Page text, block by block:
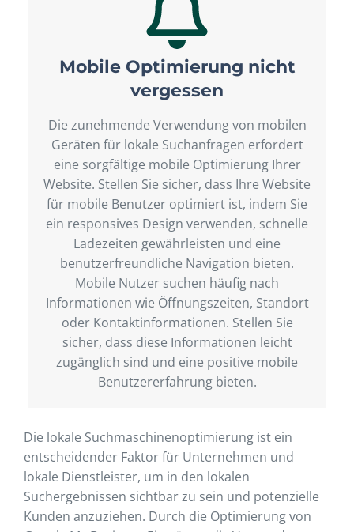
Mobile Optimierung nicht
vergessen
Die zunehmende Verwendung von mobilen
Geräten für lokale Suchanfragen erfordert
eine sorgfältige mobile Optimierung Ihrer
Website. Stellen Sie sicher, dass Ihre Website
für mobile Benutzer optimiert ist, indem Sie
ein responsives Design verwenden, schnelle
Ladezeiten gewährleisten und eine
benutzerfreundliche Navigation bieten.
Mobile Nutzer suchen häufig nach
Informationen wie Öffnungszeiten, Standort
oder Kontaktinformationen. Stellen Sie
sicher, dass diese Informationen leicht
zugänglich sind und eine positive mobile
Benutzererfahrung bieten.
Die lokale Suchmaschinenoptimierung ist ein
entscheidender Faktor für Unternehmen und
lokale Dienstleister, um in den lokalen
Suchergebnissen sichtbar zu sein und potenzielle
Kunden anzuziehen. Durch die Optimierung von